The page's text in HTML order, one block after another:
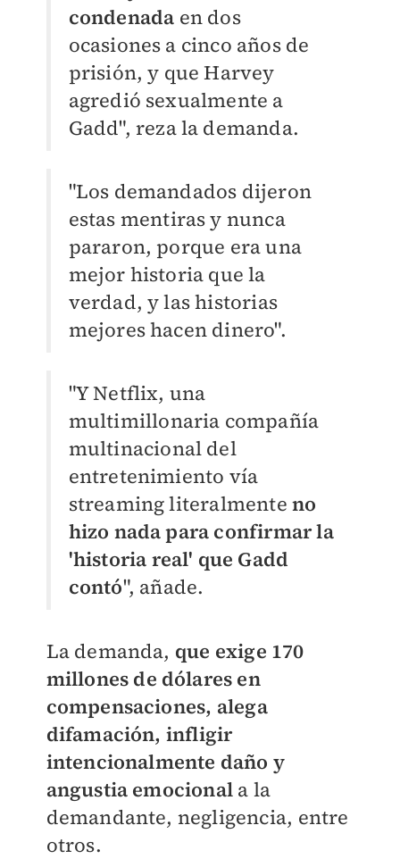
condenada en dos
ocasiones a cinco años de
prisión, y que Harvey
agredió sexualmente a
Gadd", reza la demanda.
"Los demandados dijeron
estas mentiras y nunca
pararon, porque era una
mejor historia que la
verdad, y las historias
mejores hacen dinero".
"Y Netflix, una
multimillonaria compañía
multinacional del
entretenimiento vía
streaming literalmente no
hizo nada para confirmar la
'historia real' que Gadd
contó", añade.
La demanda, que exige 170
millones de dólares en
compensaciones, alega
difamación, infligir
intencionalmente daño y
angustia emocional a la
demandante, negligencia, entre
otros.